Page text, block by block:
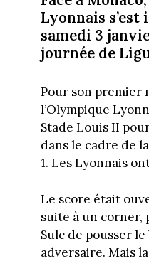
Lyonnais s’est
samedi 3
journée de
Pour son premier
l’Olympique
Stade Louis II
dans le cadre de
1. Les Lyonnais
Le score était
suite à un corner,
Sulc de pousser
adversaire. Mais